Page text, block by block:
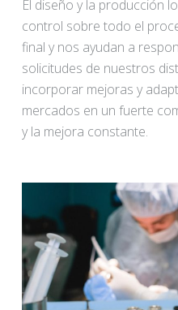
El diseño y la producción
control sobre todo el
final y nos ayudan a
solicitudes de nuestros
incorporar mejoras y
mercados en un fuerte
y la mejora constante.